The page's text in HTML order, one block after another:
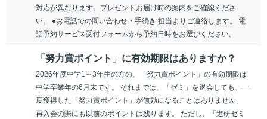
対応が異なります。プレゼントお届け時の案内をご確認くださ
い。 ●お電話での問い合わせ・手続き 担当よりご連絡します。 電
話予約サービス受付フォームから予約日時をお選びください。
「努力賞ポイント」に有効期限はありますか？
2026年度中学1～3年生の方の、「努力賞ポイント」の有効期限は
中学卒業年の6月末です。 それまでは、「ゼミ」を退会しても、一
度獲得した「努力賞ポイント」が無効になることはありません。
再入会の際にも以前のポイントは残ります。 ただし、「進研ゼミ